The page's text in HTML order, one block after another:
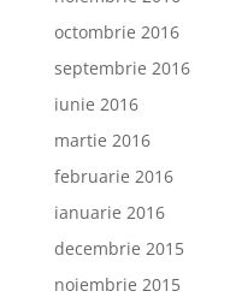
octombrie 2016
septembrie 2016
iunie 2016
martie 2016
februarie 2016
ianuarie 2016
decembrie 2015
noiembrie 2015